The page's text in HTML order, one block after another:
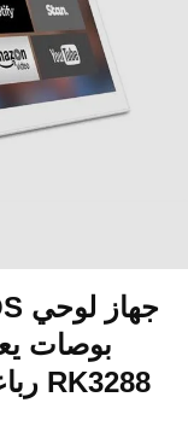
RK3288 رباعي النواة وتصميم مقاوم للماء